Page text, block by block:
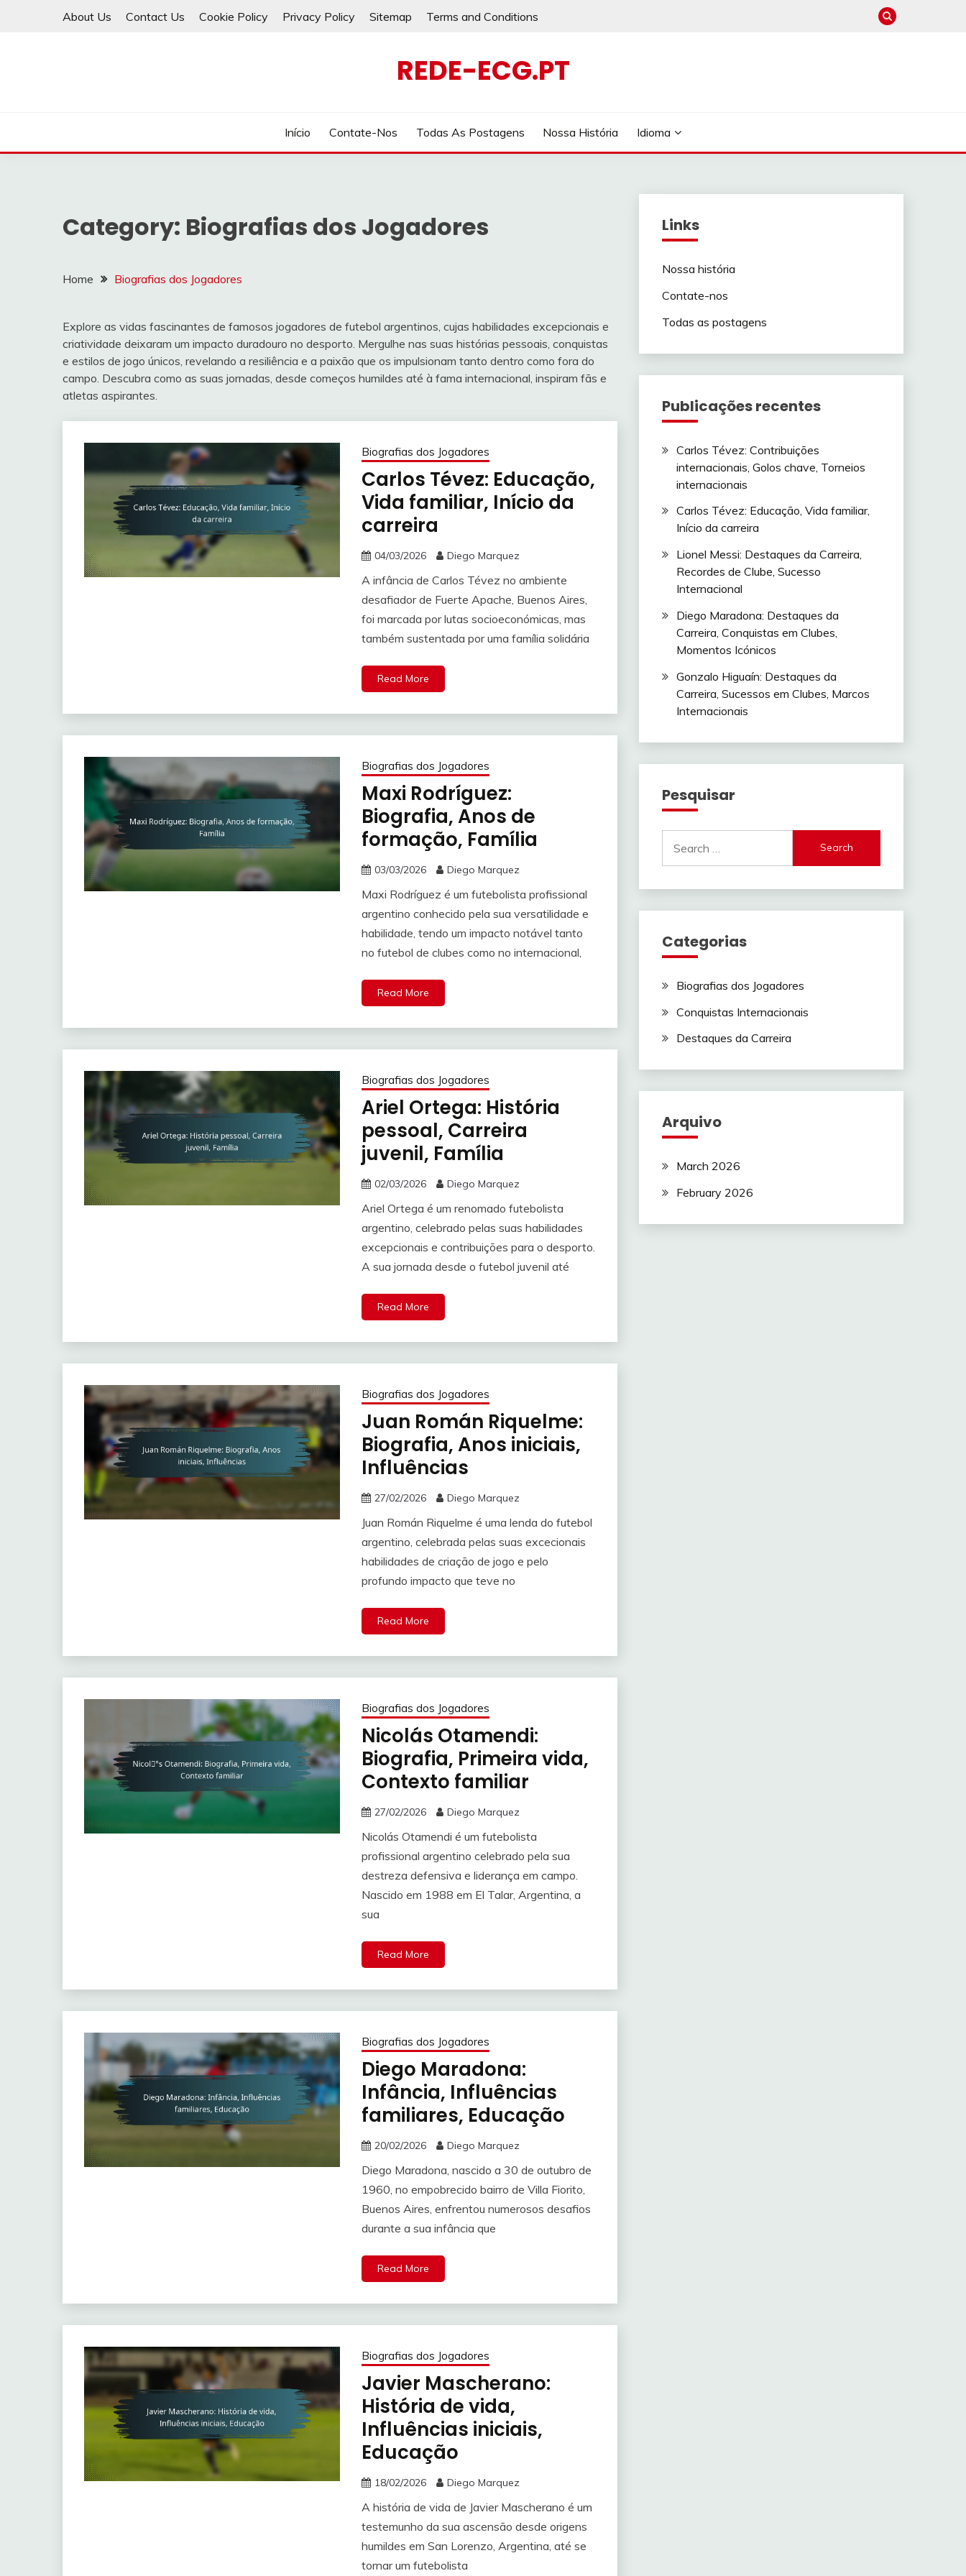
About Us Contact Us Cookie Policy Privacy Policy Sitemap Terms and Conditions
REDE-ECG.PT
Início Contate-Nos Todas As Postagens Nossa História Idioma
Category: Biografias dos Jogadores
Home Biografias dos Jogadores
Explore as vidas fascinantes de famosos jogadores de futebol argentinos, cujas habilidades excepcionais e
criatividade deixaram um impacto duradouro no desporto. Mergulhe nas suas histórias pessoais, conquistas
e estilos de jogo únicos, revelando a resiliência e a paixão que os impulsionam tanto dentro como fora do
campo. Descubra como as suas jornadas, desde começos humildes até à fama internacional, inspiram fãs e
atletas aspirantes.
Biografias dos Jogadores
Carlos Tévez: Educação,
Vida familiar, Início da
carreira
04/03/2026 Diego Marquez
A infância de Carlos Tévez no ambiente
desafiador de Fuerte Apache, Buenos Aires,
foi marcada por lutas socioeconómicas, mas
também sustentada por uma família solidária
Read More
Biografias dos Jogadores
Maxi Rodríguez:
Biografia, Anos de
formação, Família
03/03/2026 Diego Marquez
Maxi Rodríguez é um futebolista profissional
argentino conhecido pela sua versatilidade e
habilidade, tendo um impacto notável tanto
no futebol de clubes como no internacional,
Read More
Biografias dos Jogadores
Ariel Ortega: História
pessoal, Carreira
juvenil, Família
02/03/2026 Diego Marquez
Ariel Ortega é um renomado futebolista
argentino, celebrado pelas suas habilidades
excepcionais e contribuições para o desporto.
A sua jornada desde o futebol juvenil até
Read More
Biografias dos Jogadores
Juan Román Riquelme:
Biografia, Anos iniciais,
Influências
27/02/2026 Diego Marquez
Juan Román Riquelme é uma lenda do futebol
argentino, celebrada pelas suas excecionais
habilidades de criação de jogo e pelo
profundo impacto que teve no
Read More
Biografias dos Jogadores
Nicolás Otamendi:
Biografia, Primeira vida,
Contexto familiar
27/02/2026 Diego Marquez
Nicolás Otamendi é um futebolista
profissional argentino celebrado pela sua
destreza defensiva e liderança em campo.
Nascido em 1988 em El Talar, Argentina, a
sua
Read More
Biografias dos Jogadores
Diego Maradona:
Infância, Influências
familiares, Educação
20/02/2026 Diego Marquez
Diego Maradona, nascido a 30 de outubro de
1960, no empobrecido bairro de Villa Fiorito,
Buenos Aires, enfrentou numerosos desafios
durante a sua infância que
Read More
Biografias dos Jogadores
Javier Mascherano:
História de vida,
Influências iniciais,
Educação
18/02/2026 Diego Marquez
A história de vida de Javier Mascherano é um
testemunho da sua ascensão desde origens
humildes em San Lorenzo, Argentina, até se
tornar um futebolista
Links
Nossa história
Contate-nos
Todas as postagens
Publicações recentes
Carlos Tévez: Contribuições
internacionais, Golos chave, Torneios
internacionais
Carlos Tévez: Educação, Vida familiar,
Início da carreira
Lionel Messi: Destaques da Carreira,
Recordes de Clube, Sucesso
Internacional
Diego Maradona: Destaques da
Carreira, Conquistas em Clubes,
Momentos Icónicos
Gonzalo Higuaín: Destaques da
Carreira, Sucessos em Clubes, Marcos
Internacionais
Pesquisar
for:
Categorias
Biografias dos Jogadores
Conquistas Internacionais
Destaques da Carreira
Arquivo
March 2026
February 2026